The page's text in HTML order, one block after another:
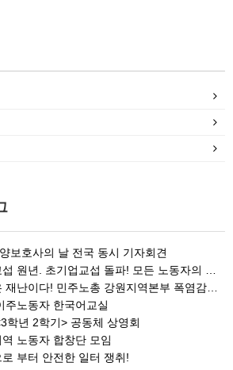
보호사의 날 전국 동시 기자회견
교섭 돌파! 모든 노동자의 노동기본권 쟁취! 민주노총 7.15 총파업대회
다! 민주노총 강원지역본부 폭염감시단 선포 기자회견
주노동자 한국어교실
학년 2학기> 공동체 상영회
노동자 합창단 모임
부터 안전한 일터 쟁취!